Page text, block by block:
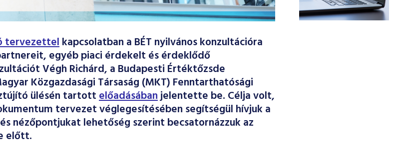
tervezettelkapcsolatban a BÉT nyilvános konzultációra
egyéb piaci érdekelt és érdeklődő
Végh Richárd, a Budapesti Értéktőzsde
Közgazdasági Társaság (MKT) Fenntarthatósági
ülésén tartottelőadásábanjelentette be. Célja volt,
tervezet véglegesítésében segítségül hívjuk a
nézőpontjukat lehetőség szerint becsatornázzuk az
előtt.